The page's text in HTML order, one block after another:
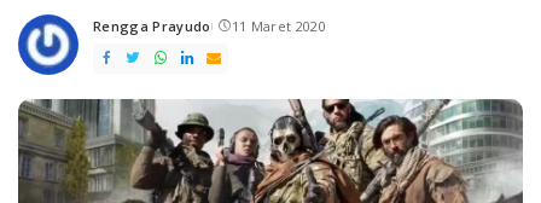
Posted
by
Rengga Prayudo 11 Maret 2020